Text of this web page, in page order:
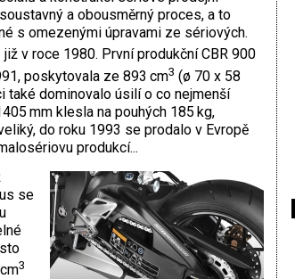
a obousměrný proces, a to
s omezenými úpravami ze sériových.
již v roce 1980. První produkční CBR 900
poskytovala ze 893 cm3 (ø 70 x 58
také dominovalo úsilí o co nej­menší
mm klesla na pouhých 185 kg,
do roku 1993 se prodalo v Evropě
produkcí...
se
3